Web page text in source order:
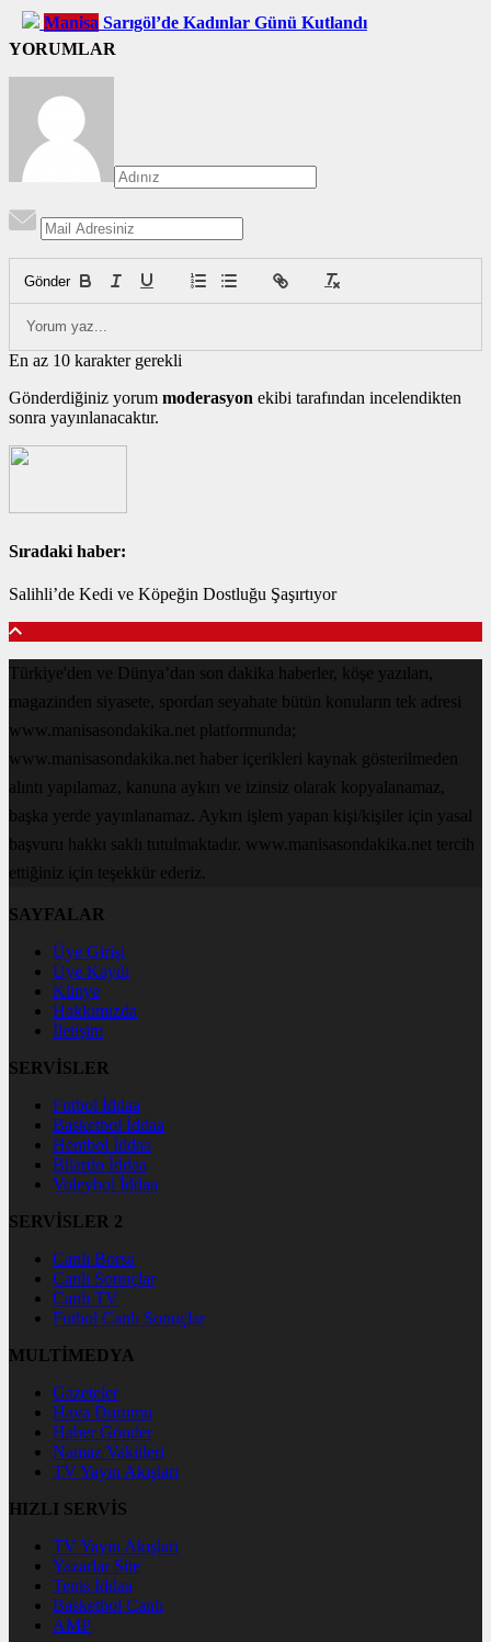
Manisa Sarıgöl’de Kadınlar Günü Kutlandı
YORUMLAR
Gönder
En az 10 karakter gerekli
Gönderdiğiniz yorum moderasyon ekibi tarafından incelendikten
sonra yayınlanacaktır.
Sıradaki haber:
Salihli’de Kedi ve Köpeğin Dostluğu Şaşırtıyor
Türkiye'den ve Dünya’dan son dakika haberler, köşe yazıları,
magazinden siyasete, spordan seyahate bütün konuların tek adresi
www.manisasondakika.net platformunda;
www.manisasondakika.net haber içerikleri kaynak gösterilmeden
alıntı yapılamaz, kanuna aykırı ve izinsiz olarak kopyalanamaz,
başka yerde yayınlanamaz. Aykırı işlem yapan kişi/kişiler için yasal
başvuru hakkı saklı tutulmaktadır. www.manisasondakika.net tercih
ettiğiniz için teşekkür ederiz.
SAYFALAR
Üye Girişi
Üye Kaydı
Künye
Hakkımızda
İletişim
SERVİSLER
Futbol İddaa
Basketbol İddaa
Hentbol İddaa
Bilardo İddaa
Voleybol İddaa
SERVİSLER 2
Canlı Borsa
Canlı Sonuçlar
Canlı TV
Futbol Canlı Sonuçlar
MULTİMEDYA
Gazeteler
Hava Durumu
Haber Gönder
Namaz Vakitleri
TV Yayın Akışları
HIZLI SERVİS
TV Yayın Akışları
Yazarlar Site
Tenis İddaa
Basketbol Canlı
AMP